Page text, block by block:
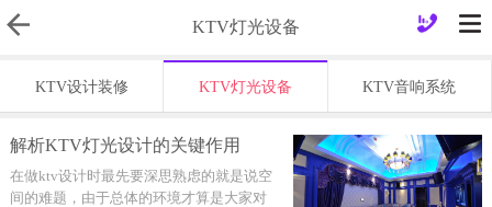
KTV灯光设备
KTV设计装修 KTV灯光设备 KTV音响系统
解析KTV灯光设计的关键作用
在做ktv设计时最先要深思熟虑的就是说空
间的难题，由于总体的环境才算是大家对